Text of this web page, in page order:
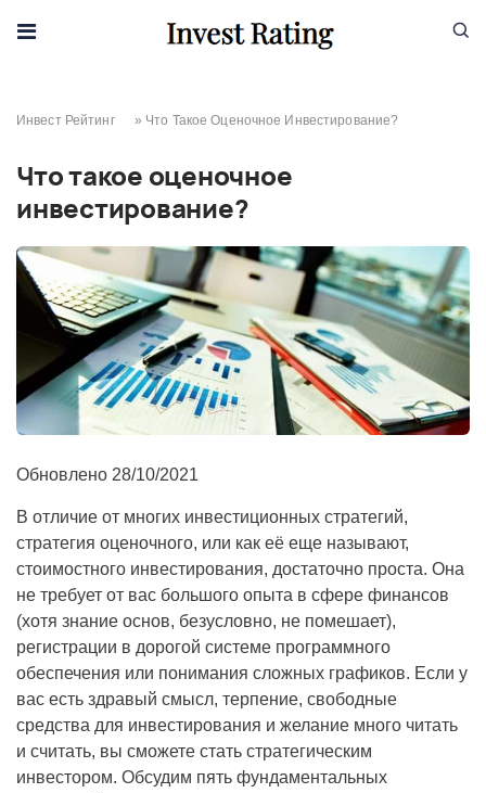
Инвест Рейтинг » Что Такое Оценочное Инвестирование?
Что такое оценочное
инвестирование?
Обновлено 28/10/2021
В отличие от многих инвестиционных стратегий,
стратегия оценочного, или как её еще называют,
стоимостного инвестирования, достаточно проста. Она
не требует от вас большого опыта в сфере финансов
(хотя знание основ, безусловно, не помешает),
регистрации в дорогой системе программного
обеспечения или понимания сложных графиков. Если у
вас есть здравый смысл, терпение, свободные
средства для инвестирования и желание много читать
и считать, вы сможете стать стратегическим
инвестором. Обсудим пять фундаментальных